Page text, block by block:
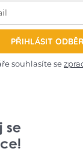
PŘIHLÁSIT ODBĚR
souhlasíte se